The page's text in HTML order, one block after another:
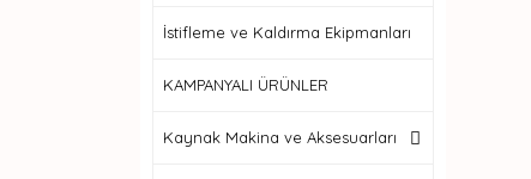
İstifleme ve Kaldırma Ekipmanları
KAMPANYALI ÜRÜNLER
Kaynak Makina ve Aksesuarları